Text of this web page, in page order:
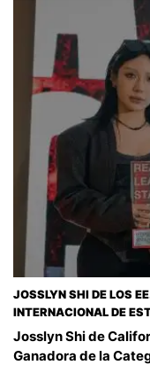
JOSSLYN SHI DE LOS
INTERNACIONAL DE
Josslyn Shi de
Ganadora de la